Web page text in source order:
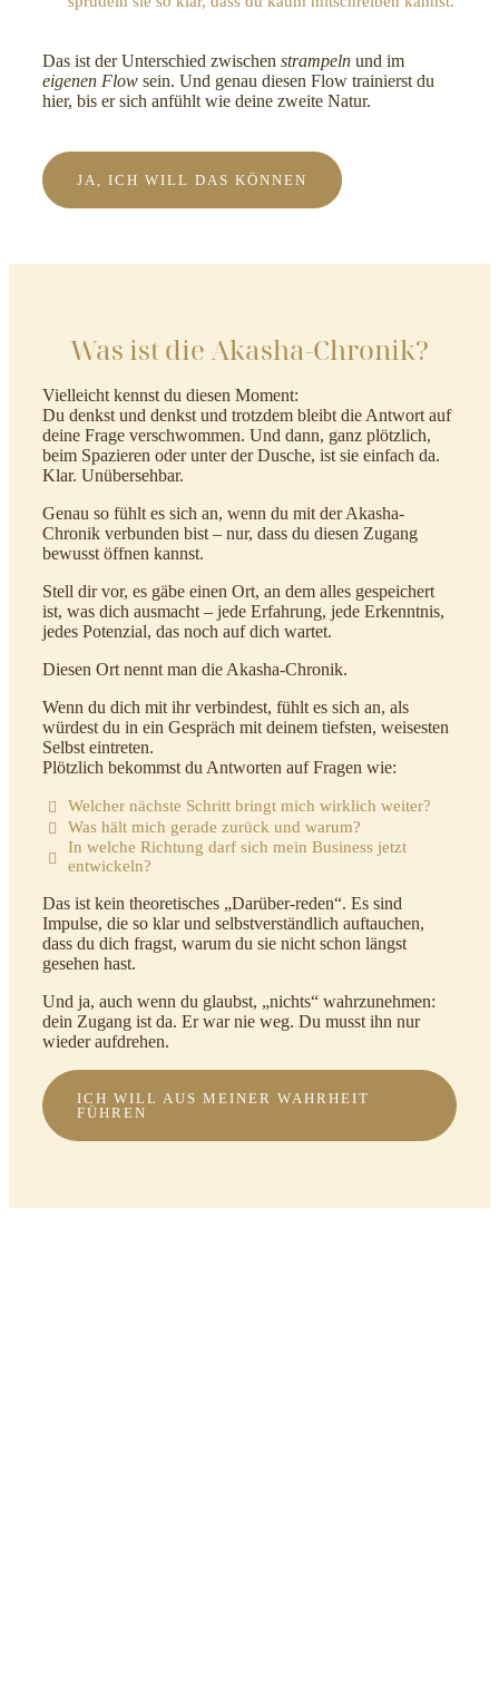
Das ist der Unterschied zwischen strampeln und im
eigenen Flow sein. Und genau diesen Flow trainierst du
hier, bis er sich anfühlt wie deine zweite Natur.
JA, ICH WILL DAS KÖNNEN
Was ist die Akasha-Chronik?
Vielleicht kennst du diesen Moment:
Du denkst und denkst und trotzdem bleibt die Antwort auf
deine Frage verschwommen. Und dann, ganz plötzlich,
beim Spazieren oder unter der Dusche, ist sie einfach da.
Klar. Unübersehbar.
Genau so fühlt es sich an, wenn du mit der Akasha-
Chronik verbunden bist – nur, dass du diesen Zugang
bewusst öffnen kannst.
Stell dir vor, es gäbe einen Ort, an dem alles gespeichert
ist, was dich ausmacht – jede Erfahrung, jede Erkenntnis,
jedes Potenzial, das noch auf dich wartet.
Diesen Ort nennt man die Akasha-Chronik.
Wenn du dich mit ihr verbindest, fühlt es sich an, als
würdest du in ein Gespräch mit deinem tiefsten, weisesten
Selbst eintreten.
Plötzlich bekommst du Antworten auf Fragen wie:
Welcher nächste Schritt bringt mich wirklich weiter?
Was hält mich gerade zurück und warum?
In welche Richtung darf sich mein Business jetzt
entwickeln?
Das ist kein theoretisches „Darüber-reden“. Es sind
Impulse, die so klar und selbstverständlich auftauchen,
dass du dich fragst, warum du sie nicht schon längst
gesehen hast.
Und ja, auch wenn du glaubst, „nichts“ wahrzunehmen:
dein Zugang ist da. Er war nie weg. Du musst ihn nur
wieder aufdrehen.
ICH WILL AUS MEINER WAHRHEIT
FÜHREN